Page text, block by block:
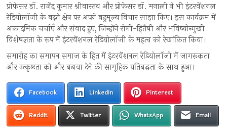
प्रोफेसर डॉ. राजेंद्र कुमार श्रीवास्तव और प्रोफेसर डॉ. मनाली ने भी इंटरवेंशनल
रेडियोलॉजी के बढ़ते क्षेत्र पर अपने बहुमूल्य विचार साझा किए। इस कार्यक्रम में
अकादमिक चर्चाएँ और संवाद हुए, जिन्होंने रोगी-हितैषी और भविष्योन्मुखी
विशेषज्ञता के रूप में इंटरवेंशनल रेडियोलॉजी के महत्व को रेखांकित किया।
समारोह का समापन समाज के हित में इंटरवेंशनल रेडियोलॉजी में जागरूकता
और उत्कृष्टता को और बढ़ावा देने की सामूहिक प्रतिबद्धता के साथ हुआ।
Facebook LinkedIn Pinterest
Reddit Twitter WhatsApp Email